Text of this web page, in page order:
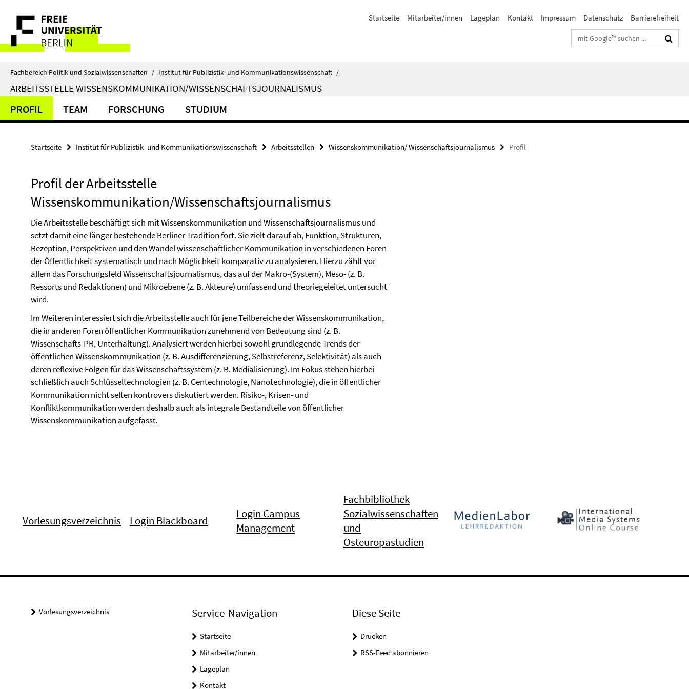
direkt
Inhalt
Service-
Navigation
Startseite Mitarbeiter/innen Lageplan Kontakt Impressum Datenschutz
Barrierefreiheit
Suchbegriffe
Fachbereich Politik und Sozialwissenschaften / Institut für Publizistik- und Kommunikationswissenschaft /
ARBEITSSTELLE WISSENSKOMMUNIKATION/WISSENSCHAFTSJOURNALISMUS
PROFIL TEAM FORSCHUNG STUDIUM
Startseite Institut für Publizistik- und Kommunikationswissenschaft Arbeitsstellen Wissenskommunikation/ Wissenschaftsjournalismus Profil
Profil der Arbeitsstelle
Wissenskommunikation/Wissenschaftsjournalismus
Die Arbeitsstelle beschäftigt sich mit Wissenskommunikation und Wissenschaftsjournalismus und
setzt damit eine länger bestehende Berliner Tradition fort. Sie zielt darauf ab, Funktion, Strukturen,
Rezeption, Perspektiven und den Wandel wissenschaftlicher Kommunikation in verschiedenen Foren
der Öffentlichkeit systematisch und nach Möglichkeit komparativ zu analysieren. Hierzu zählt vor
allem das Forschungsfeld Wissenschaftsjournalismus, das auf der Makro-(System), Meso- (z. B.
Ressorts und Redaktionen) und Mikroebene (z. B. Akteure) umfassend und theoriegeleitet untersucht
wird.
Im Weiteren interessiert sich die Arbeitsstelle auch für jene Teilbereiche der Wissenskommunikation,
die in anderen Foren öffentlicher Kommunikation zunehmend von Bedeutung sind (z. B.
Wissenschafts-PR, Unterhaltung). Analysiert werden hierbei sowohl grundlegende Trends der
öffentlichen Wissenskommunikation (z. B. Ausdifferenzierung, Selbstreferenz, Selektivität) als auch
deren reflexive Folgen für das Wissenschaftssystem (z. B. Medialisierung). Im Fokus stehen hierbei
schließlich auch Schlüsseltechnologien (z. B. Gentechnologie, Nanotechnologie), die in öffentlicher
Kommunikation nicht selten kontrovers diskutiert werden. Risiko-, Krisen- und
Konfliktkommunikation werden deshalb auch als integrale Bestandteile von öffentlicher
Wissenskommunikation aufgefasst.
Vorlesungsverzeichnis Login Blackboard
Login Campus
Management
Fachbibliothek
Sozialwissenschaften
und
Osteuropastudien
Vorlesungsverzeichnis Service-Navigation
Startseite
Mitarbeiter/innen
Lageplan
Kontakt
Diese Seite
Drucken
RSS-Feed abonnieren